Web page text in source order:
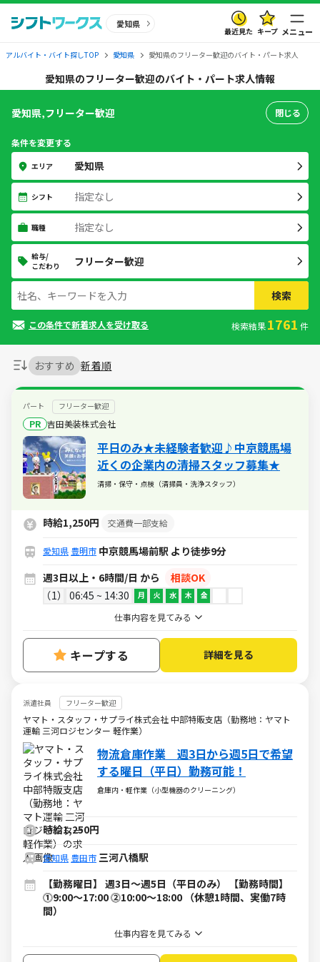
愛知県
最近見た キープ メニュー
アルバイト・バイト探しTOP 愛知県 愛知県のフリーター歓迎のバイト・パート求人
愛知県のフリーター歓迎のバイト・パート求人情報
おすすめ 新着順
パート フリーター歓迎
PR 吉田美装株式会社
平日のみ★未経験者歓迎♪中京競馬場
近くの企業内の清掃スタッフ募集★
清掃・保守・点検（清掃員・洗浄スタッフ）
時給1,250円 交通費一部支給
愛知県 豊明市 中京競馬場前駅 より徒歩9分
週3日以上・6時間/日 から
相談OK
1
06:45 ~ 14:30 月 火 水 木 金
仕事内容を見てみる
キープする 詳細を見る
派遣社員 フリーター歓迎
ヤマト・スタッフ・サプライ株式会社 中部特販支店（勤務地：ヤマト
運輸 三河ロジセンター 軽作業）
物流倉庫作業 週3日から週5日で希望
する曜日（平日）勤務可能！
倉庫内・軽作業（小型機器のクリーニング）
時給1,250円
愛知県 豊田市三河八橋駅
【勤務曜日】 週3日～週5日（平日のみ） 【勤務時間】
⓵9:00～17:00 ⓶10:00～18:00 （休憩1時間、実働7時
間）
仕事内容を見てみる
愛知県,フリーター歓迎 閉じる
条件を変更する
エリア 愛知県
シフト 指定なし
職種 指定なし
給与/
こだわり
フリーター歓迎
検索
この条件で新着求人を受け取る 検索結果1761 件